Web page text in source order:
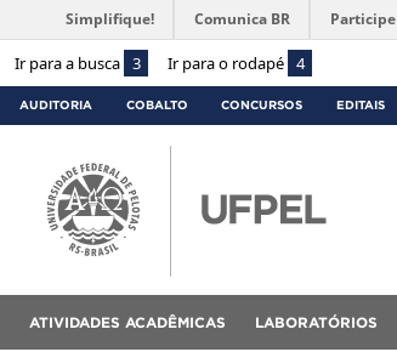
Ir para a busca 3 Ir para o rodapé 4
Simplifique! Comunica BR Participe
AUDITORIA COBALTO CONCURSOS EDITAIS
ATIVIDADES ACADÊMICAS LABORATÓRIOS